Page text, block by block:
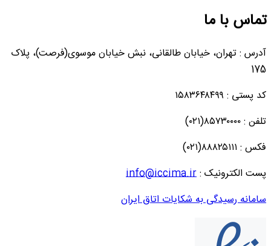
با ما
: تهران، خیابان طالقانی، نبش خیابان موسوی(فرصت)، پلاک
پستی : ۱۵۸۳۶۴۸۴۹۹
: ۸۵۷۳۰۰۰۰(۰۲۱)
: ۸۸۸۲۵۱۱۱(۰۲۱)
الکترونیک : info@iccima.ir
رسیدگی به شکایات اتاق ایران